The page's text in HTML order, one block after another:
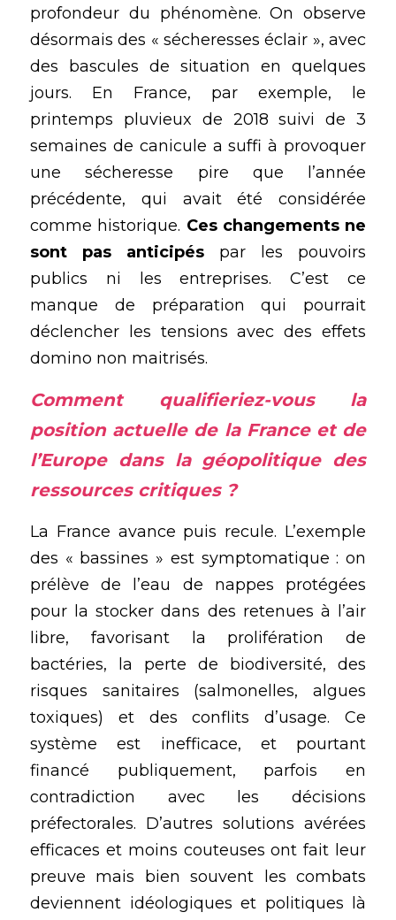
profondeur du phénomène. On observe
désormais des « sécheresses éclair », avec
des bascules de situation en quelques
jours. En France, par exemple, le
printemps pluvieux de 2018 suivi de 3
semaines de canicule a suffi à provoquer
une sécheresse pire que l’année
précédente, qui avait été considérée
comme historique. Ces changements ne
sont pas anticipés par les pouvoirs
publics ni les entreprises. C’est ce
manque de préparation qui pourrait
déclencher les tensions avec des effets
domino non maitrisés.
Comment qualifieriez-vous la
position actuelle de la France et de
l’Europe dans la géopolitique des
ressources critiques ?
La France avance puis recule. L’exemple
des « bassines » est symptomatique : on
prélève de l’eau de nappes protégées
pour la stocker dans des retenues à l’air
libre, favorisant la prolifération de
bactéries, la perte de biodiversité, des
risques sanitaires (salmonelles, algues
toxiques) et des conflits d’usage. Ce
système est inefficace, et pourtant
financé publiquement, parfois en
contradiction avec les décisions
préfectorales. D’autres solutions avérées
efficaces et moins couteuses ont fait leur
preuve mais bien souvent les combats
deviennent idéologiques et politiques là